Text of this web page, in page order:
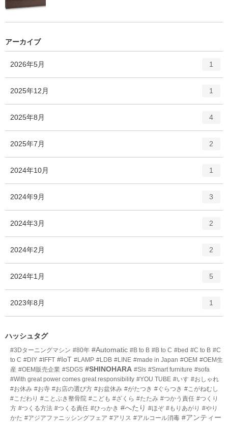
アーカイブ
2026年5月
リ
ー
1
2025年12月
ー
1
2025年8月
ー
数
4
2025年7月
リ
ー
2
2024年10月
ー
1
2024年9月
ー
3
2024年3月
ー
2
2024年2月
ー
2
2024年1月
ー
5
2023年8月
リ
数
1
ハッシュタグ
#3Dターニングマシン #80年 #Automatic #B to B #B to C #bed #C to B #C
to C #DIY #IFFT #IoT #LAMP #LDB #LINE #made in Japan #OEM #OEM生
産 #OEM販売企業 #SDGS #SHINOHARA #Sls #Smart furniture #sofa
#With great power comes great responsibility #YOU TUBE #いす #おしゃれ
#お休み #お寺 #お店の選び方 #お盆休み #がたつき #ぐらつき #こがねむし
#こだわり #ことぶき整骨院 #こども #ざくら #たたみ #つかう責任 #つくり
方 #つくる方法 #つくる責任 #ひっかき #へたり #ほぞ #もりあがり #やり
かた #アジアファニッシングフェア #アリス #アルコール消毒 #アンティー